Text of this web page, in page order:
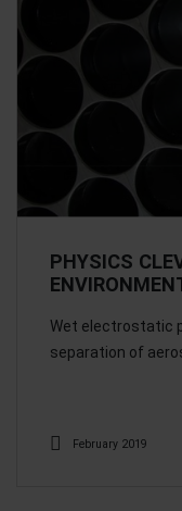
PHYSICS
Wet electrostatic
separation of
February 2019